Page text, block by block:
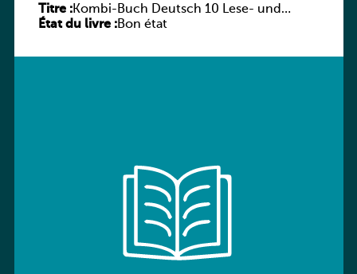
Titre :Kombi-Buch Deutsch 10 Lese- und
Sprachbuch
État du livre :Bon état